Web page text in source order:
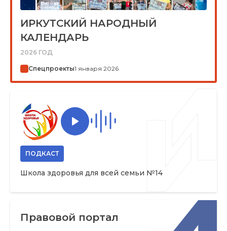
ИРКУТСКИЙ НАРОДНЫЙ
КАЛЕНДАРЬ
2026 ГОД
Спецпроекты1 января 2026
ПОДКАСТ
Школа здоровья для всей семьи №14
Правовой портал